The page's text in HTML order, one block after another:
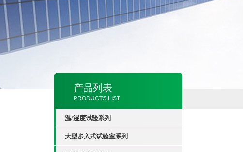
产品列表
PRODUCTS LIST
温/湿度试验系列
大型步入式试验室系列